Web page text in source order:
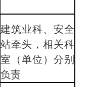
建筑业科、安全
站牵头，相关科
室（单位）分别
负责